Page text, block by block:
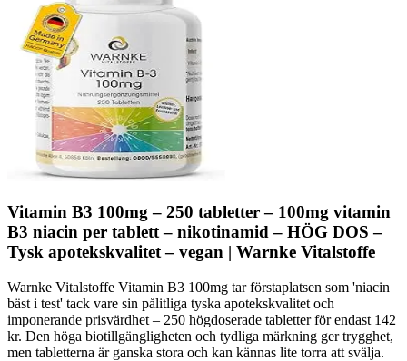
Vitamin B3 100mg – 250 tabletter – 100mg vitamin
B3 niacin per tablett – nikotinamid – HÖG DOS –
Tysk apotekskvalitet – vegan | Warnke Vitalstoffe
Warnke Vitalstoffe Vitamin B3 100mg tar förstaplatsen som 'niacin
bäst i test' tack vare sin pålitliga tyska apotekskvalitet och
imponerande prisvärdhet – 250 högdoserade tabletter för endast 142
kr. Den höga biotillgängligheten och tydliga märkning ger trygghet,
men tabletterna är ganska stora och kan kännas lite torra att svälja.